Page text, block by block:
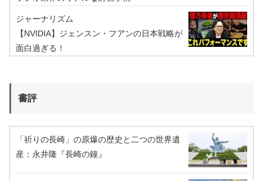
ジャーナリズム
【NVIDIA】ジェンスン・フアンの日本戦略が
面白過ぎる！
書評
「祈りの長崎」の原爆の歴史と二つの世界遺
産：永井隆『長崎の鐘』